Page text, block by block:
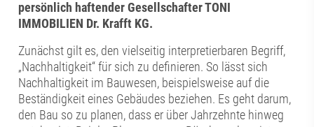
persönlich haftender Gesellschafter TONI
IMMOBILIEN Dr. Krafft KG.
Zunächst gilt es, den vielseitig interpretierbaren Begriff,
„Nachhaltigkeit“ für sich zu definieren. So lässt sich
Nachhaltigkeit im Bauwesen, beispielsweise auf die
Beständigkeit eines Gebäudes beziehen. Es geht darum,
den Bau so zu planen, dass er über Jahrzehnte hinweg